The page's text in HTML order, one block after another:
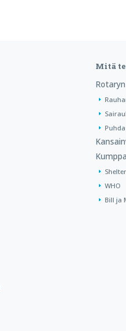
Mitä
WHO
Bill ja